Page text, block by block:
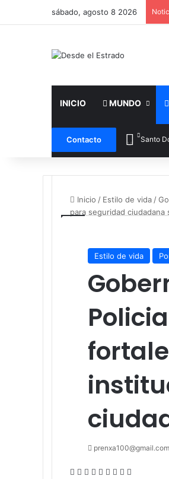
sábado, agosto 8 2026
INICIO MUNDO
Contacto Santo
Inicio / Estilo de vida /
para seguridad ciudadana
Estilo de vida
prenxa100@gmail.com
Facebook
X LinkedIn
Tumblr
Pinterest
Reddit
VKontakte